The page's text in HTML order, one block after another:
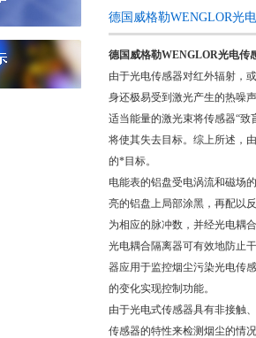
德国威格勒WENGLOR光
德国威格勒WENGLOR光电传
由于光电传感器对红外辐射，
身还极易受到激光产生的热噪
适当能量的激光束将传感器“
将使其失去目标。综上所述，
的*目标。
电能表的铝盘受电涡流和磁场
亮的铝盘上局部涂黑，再配以
为相应的脉冲数，并经光电耦
光电耦合隔离器可有效地防止
器应用于监控烟尘污染光电传
的变化实现控制功能。
由于光电式传感器具有非接触
传感器的特性来检测烟尘的情